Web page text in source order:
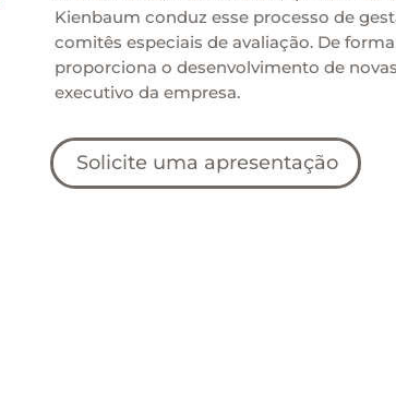
Kienbaum conduz esse processo de
comitês especiais de avaliação. De
proporciona o desenvolvimento de
executivo da empresa.
Solicite uma apresentação